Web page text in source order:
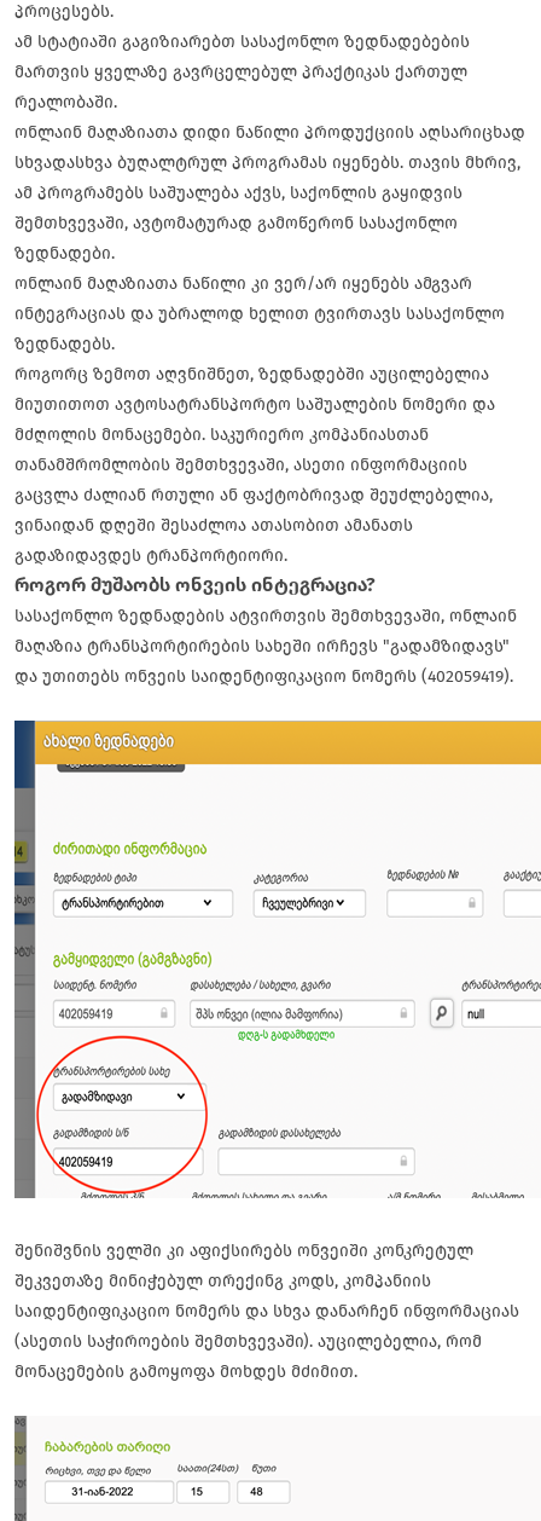
პროცესებს.
ამ სტატიაში გაგიზიარებთ სასაქონლო ზედნადებების
მართვის ყველაზე გავრცელებულ პრაქტიკას ქართულ
რეალობაში.
ონლაინ მაღაზიათა დიდი ნაწილი პროდუქციის აღსარიცხად
სხვადასხვა ბუღალტრულ პროგრამას იყენებს. თავის მხრივ,
ამ პროგრამებს საშუალება აქვს, საქონლის გაყიდვის
შემთხვევაში, ავტომატურად გამოწერონ სასაქონლო
ზედნადები.
ონლაინ მაღაზიათა ნაწილი კი ვერ/არ იყენებს ამგვარ
ინტეგრაციას და უბრალოდ ხელით ტვირთავს სასაქონლო
ზედნადებს.
როგორც ზემოთ აღვნიშნეთ, ზედნადებში აუცილებელია
მიუთითოთ ავტოსატრანსპორტო საშუალების ნომერი და
მძღოლის მონაცემები. საკურიერო კომპანიასთან
თანამშრომლობის შემთხვევაში, ასეთი ინფორმაციის
გაცვლა ძალიან რთული ან ფაქტობრივად შეუძლებელია,
ვინაიდან დღეში შესაძლოა ათასობით ამანათს
გადაზიდავდეს ტრანპორტიორი.
როგორ მუშაობს ონვეის ინტეგრაცია?
სასაქონლო ზედნადების ატვირთვის შემთხვევაში, ონლაინ
მაღაზია ტრანსპორტირების სახეში ირჩევს "გადამზიდავს"
და უთითებს ონვეის საიდენტიფიკაციო ნომერს (402059419).
შენიშვნის ველში კი აფიქსირებს ონვეიში კონკრეტულ
შეკვეთაზე მინიჭებულ თრექინგ კოდს, კომპანიის
საიდენტიფიკაციო ნომერს და სხვა დანარჩენ ინფორმაციას
(ასეთის საჭიროების შემთხვევაში). აუცილებელია, რომ
მონაცემების გამოყოფა მოხდეს მძიმით.